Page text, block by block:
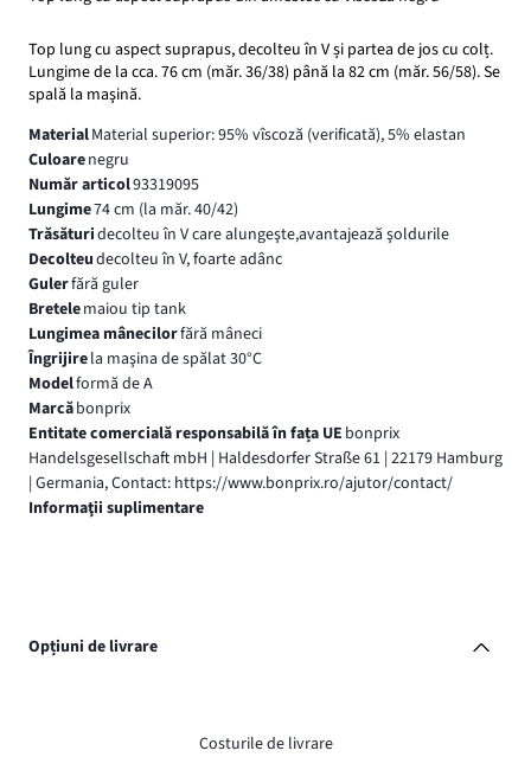
Top lung cu aspect suprapus, decolteu în V și partea de jos cu colț.
Lungime de la cca. 76 cm (măr. 36/38) până la 82 cm (măr. 56/58). Se
spală la maşină.
MaterialMaterial superior: 95% vîscoză (verificată), 5% elastan
Culoarenegru
Număr articol93319095
Lungime74 cm (la măr. 40/42)
Trăsăturidecolteu în V care alungeşte,avantajează şoldurile
Decolteudecolteu în V, foarte adânc
Gulerfără guler
Bretelemaiou tip tank
Lungimea mânecilorfără mâneci
Îngrijirela maşina de spălat 30°C
Modelformă de A
Marcăbonprix
Entitate comercială responsabilă în fața UE bonprix
Handelsgesellschaft mbH | Haldesdorfer Straße 61 | 22179 Hamburg
| Germania, Contact: https://www.bonprix.ro/ajutor/contact/
Informaţii suplimentare
Opțiuni de livrare
Costurile de livrare